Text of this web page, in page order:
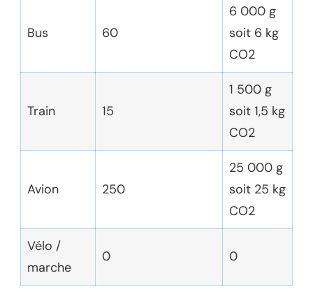
Bus 60
6 000 g
soit 6 kg
CO2
Train 15
1 500 g
soit 1,5 kg
CO2
Avion 250
25 000 g
soit 25 kg
CO2
Vélo /
marche
0 0